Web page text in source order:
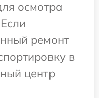
осмотра
ремонт
в
центр